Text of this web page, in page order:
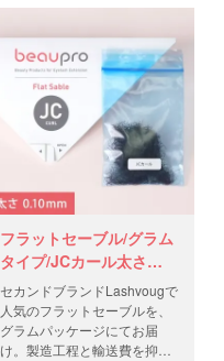
フラットセーブル/グラム
タイプ/JCカール太さ
0.10mm
セカンドブランドLashvougで
人気のフラットセーブルを、
グラムパッケージにてお届
け。製造工程と輸送費を抑